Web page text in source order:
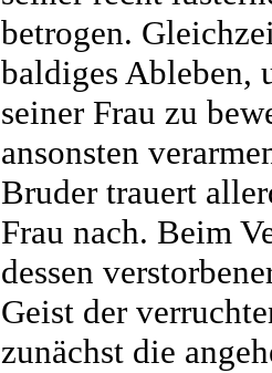
betrogen.
baldiges Ableben,
seiner Frau zu
ansonsten
Bruder trauert
Frau nach. Beim
dessen
Geist der
zunächst die